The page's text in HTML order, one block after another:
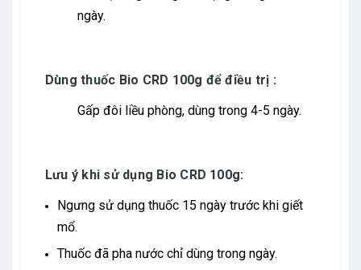
ngày.
Dùng thuốc Bio CRD 100g để điều trị :
Gấp đôi liều phòng, dùng trong 4-5 ngày.
Lưu ý khi sử dụng Bio CRD 100g:
Ngưng sử dụng thuốc 15 ngày trước khi giết
mổ.
Thuốc đã pha nước chỉ dùng trong ngày.